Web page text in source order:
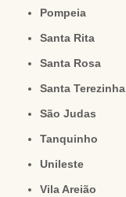
Pompeia
Santa Rita
Santa Rosa
Santa Terezinha
São Judas
Tanquinho
Unileste
Vila Areião